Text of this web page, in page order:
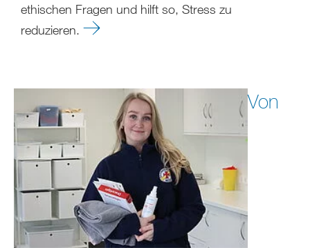
ethischen Fragen und hilft so, Stress zu
reduzieren.
Von